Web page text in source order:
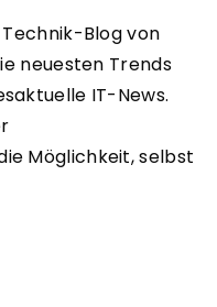
Blog von
neuesten Trends
IT-News.
Möglichkeit, selbst